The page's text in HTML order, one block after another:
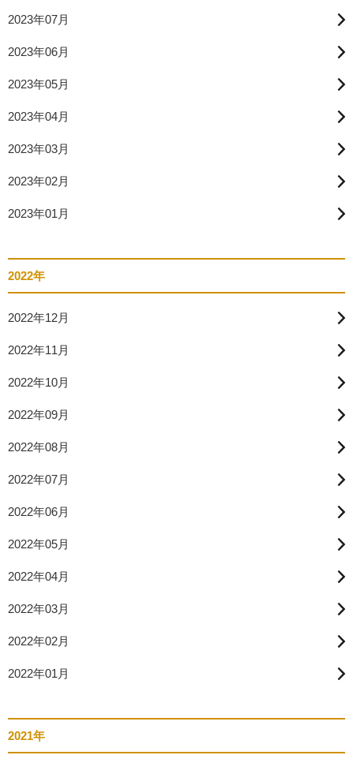
2023年07月
2023年06月
2023年05月
2023年04月
2023年03月
2023年02月
2023年01月
2022年
2022年12月
2022年11月
2022年10月
2022年09月
2022年08月
2022年07月
2022年06月
2022年05月
2022年04月
2022年03月
2022年02月
2022年01月
2021年